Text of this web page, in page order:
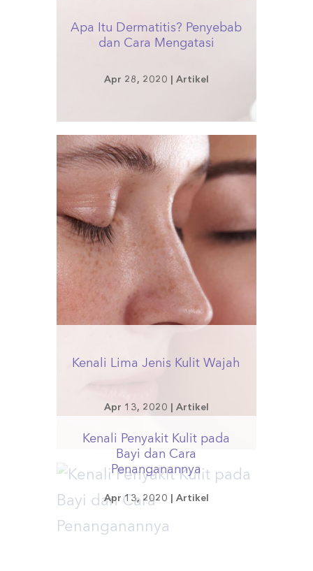
Apa Itu Dermatitis? Penyebab
dan Cara Mengatasi
Apr 28, 2020 Artikel
Kenali Lima Jenis Kulit Wajah
Apr 13, 2020 Artikel
Kenali Penyakit Kulit pada
Bayi dan Cara
Penanganannya
Apr 13, 2020 Artikel